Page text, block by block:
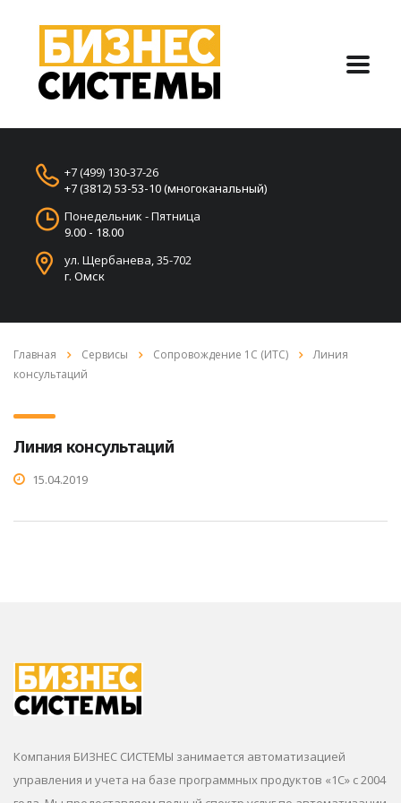
+7 (499) 130-37-26
+7 (3812) 53-53-10 (многоканальный)
Понедельник - Пятница
9.00 - 18.00
ул. Щербанева, 35-702
г. Омск
Главная Сервисы Сопровождение 1С (ИТС)
Линия
консультаций
Линия консультаций
15.04.2019
Компания БИЗНЕС СИСТЕМЫ занимается автоматизацией
управления и учета на базе программных продуктов «1С» с 2004